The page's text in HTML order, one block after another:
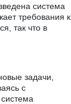
система
требования к
так что в
задачи,
с